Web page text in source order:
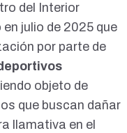
del Interior
julio de 2025 que
por parte de
objeto de
que buscan dañar
llamativa en el